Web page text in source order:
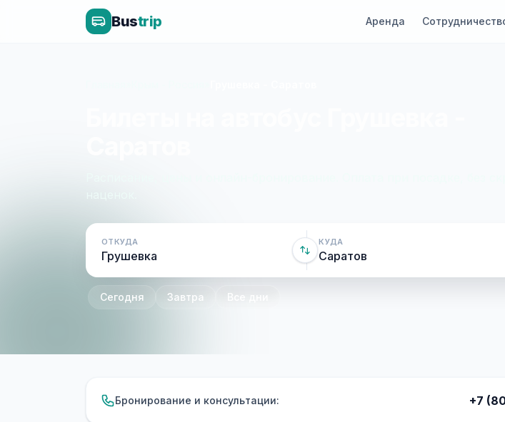
Bustrip Аренда
ОТКУДА КУДА
Сегодня Завтра Все дни
Бронирование и консультации: +7